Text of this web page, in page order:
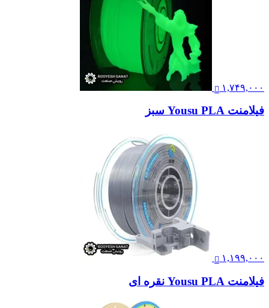
۱,۷۴۹,۰۰۰
فیلامنت Yousu PLA سبز
۱,۱۹۹,۰۰۰
فیلامنت Yousu PLA نقره ای